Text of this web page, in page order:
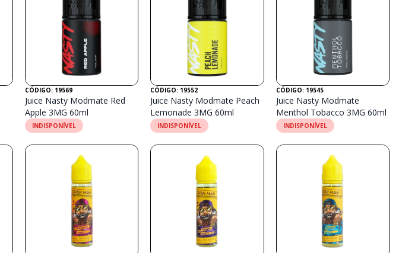
CÓDIGO: 19569
Juice Nasty Modmate Red
Apple 3MG 60ml
INDISPONÍVEL
CÓDIGO: 19552
Juice Nasty Modmate Peach
Lemonade 3MG 60ml
INDISPONÍVEL
CÓDIGO: 19545
Juice Nasty Modmate
Menthol Tobacco 3MG 60ml
INDISPONÍVEL